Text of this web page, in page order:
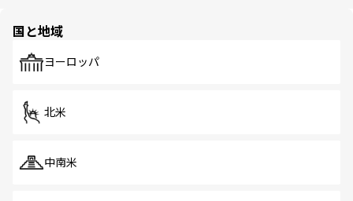
で、ホーカーズは地元の風情を楽しめる外せないスポット
国と地域
ヨーロッパ
北米
中南米